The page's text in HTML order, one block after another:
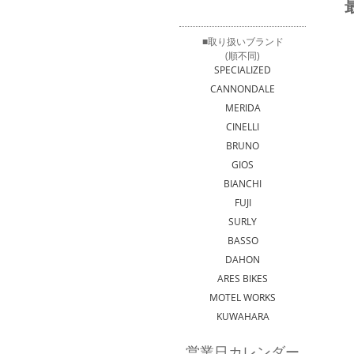
■取り扱いブランド
(順不同)
SPECIALIZED
CANNONDALE
MERIDA
CINELLI
BRUNO
GIOS
BIANCHI
FUJI
SURLY
BASSO
DAHON
ARES BIKES
MOTEL WORKS
KUWAHARA